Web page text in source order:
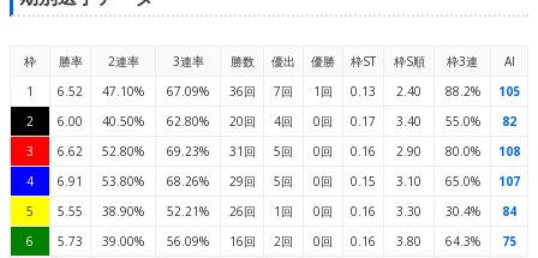
枠 勝率 2連率 3連率 勝数 優出 優勝 枠ST 枠S順 枠3連
AI
1
6.52 47.10% 67.09% 36回 7回 1回 0.13 2.40 88.2%
105
2
6.00 40.50% 62.80% 20回 4回 0回 0.17 3.40 55.0%
82
3
6.62 52.80% 69.23% 31回 5回 0回 0.16 2.90 80.0%
108
4
6.91 53.80% 68.26% 29回 5回 0回 0.15 3.10 65.0%
107
5
5.55 38.90% 52.21% 26回 1回 0回 0.16 3.30 30.4%
84
6
5.73 39.00% 56.09% 16回 2回 0回 0.16 3.80 64.3% 75